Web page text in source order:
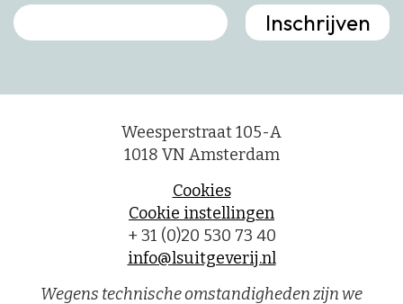
Weesperstraat 105-A
1018 VN Amsterdam
Cookies
Cookie instellingen
+ 31 (0)20 530 73 40
info@lsuitgeverij.nl
Wegens technische omstandigheden zijn we